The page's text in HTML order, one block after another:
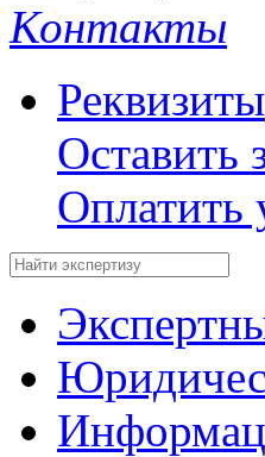
Контакты
Реквизиты
Оставить
Оплатить